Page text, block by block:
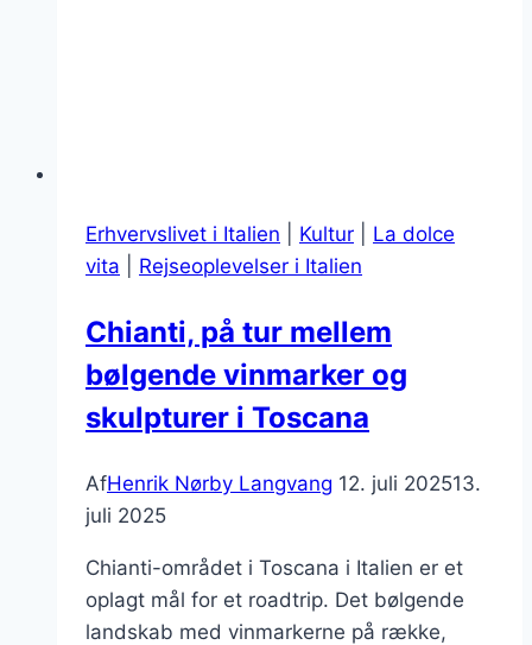
Erhvervslivet i Italien Kultur
La dolce
vita
Rejseoplevelser i Italien
Chianti, på tur mellem
bølgende vinmarker og
skulpturer i Toscana
AfHenrik Nørby Langvang 12. juli 202513.
juli 2025
Chianti-området i Toscana i Italien er et
oplagt mål for et roadtrip. Det bølgende
landskab med vinmarkerne på række,